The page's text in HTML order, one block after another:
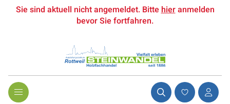
Sie sind aktuell nicht angemeldet. Bittehieranmelden
bevor Sie fortfahren.